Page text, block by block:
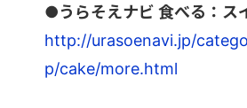
●うらそえナビ 食べる：ス
http://urasoenavi.jp/
p/cake/more.html